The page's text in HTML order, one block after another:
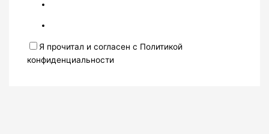
Я прочитал и согласен с Политикой
конфиденциальности